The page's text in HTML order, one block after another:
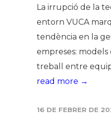
La irrupció de la
entorn VUCA
tendència en la
empreses: models
treball entre
read more →
16 DE FEBRER DE